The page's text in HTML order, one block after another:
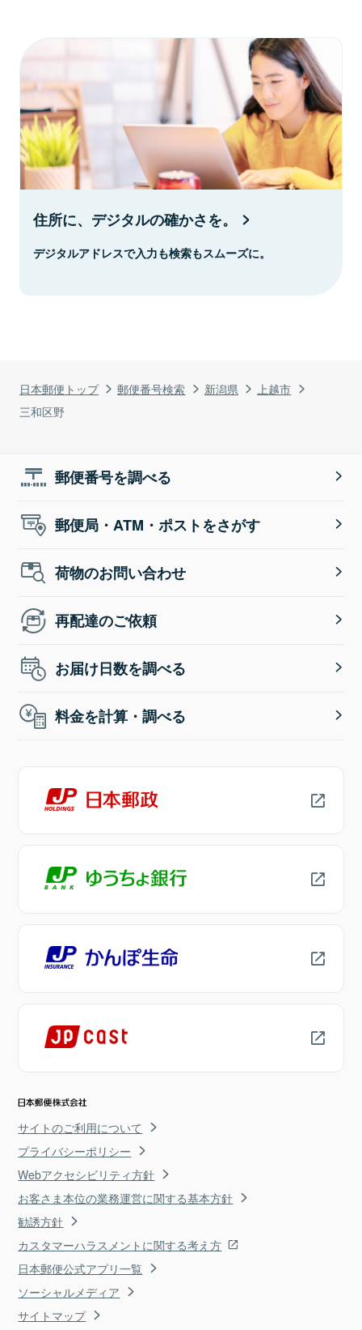
日本郵便トップ 郵便番号検索 新潟県
上越市
三和区野
住所に、デジタルの確かさを。
デジタルアドレスで入力も検索もスムーズに。
郵便番号を調べる
郵便局・ATM・ポストをさがす
荷物のお問い合わせ
再配達のご依頼
お届け日数を調べる
料金を計算・調べる
サイトのご利用について
プライバシーポリシー
Webアクセシビリティ方針
お客さま本位の業務運営に関する基本方針
勧誘方針
カスタマーハラスメントに関する考え方
日本郵便公式アプリ一覧
ソーシャルメディア
サイトマップ